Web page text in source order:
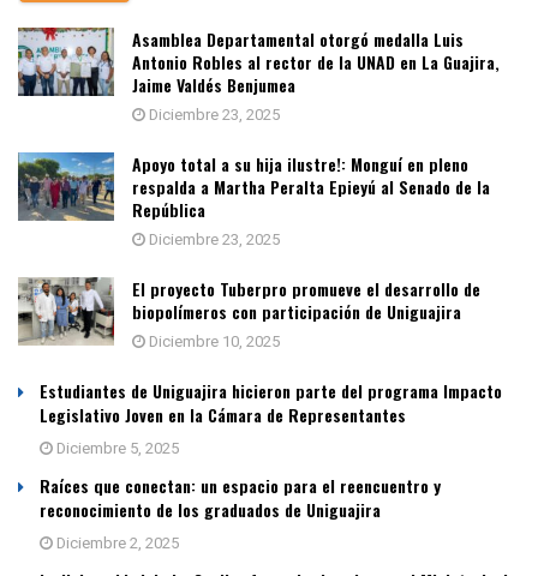
Asamblea Departamental otorgó medalla Luis
Antonio Robles al rector de la UNAD en La Guajira,
Jaime Valdés Benjumea
Diciembre 23, 2025
Apoyo total a su hija ilustre!: Monguí en pleno
respalda a Martha Peralta Epieyú al Senado de la
República
Diciembre 23, 2025
El proyecto Tuberpro promueve el desarrollo de
biopolímeros con participación de Uniguajira
Diciembre 10, 2025
Estudiantes de Uniguajira hicieron parte del programa Impacto
Legislativo Joven en la Cámara de Representantes
Diciembre 5, 2025
Raíces que conectan: un espacio para el reencuentro y
reconocimiento de los graduados de Uniguajira
Diciembre 2, 2025